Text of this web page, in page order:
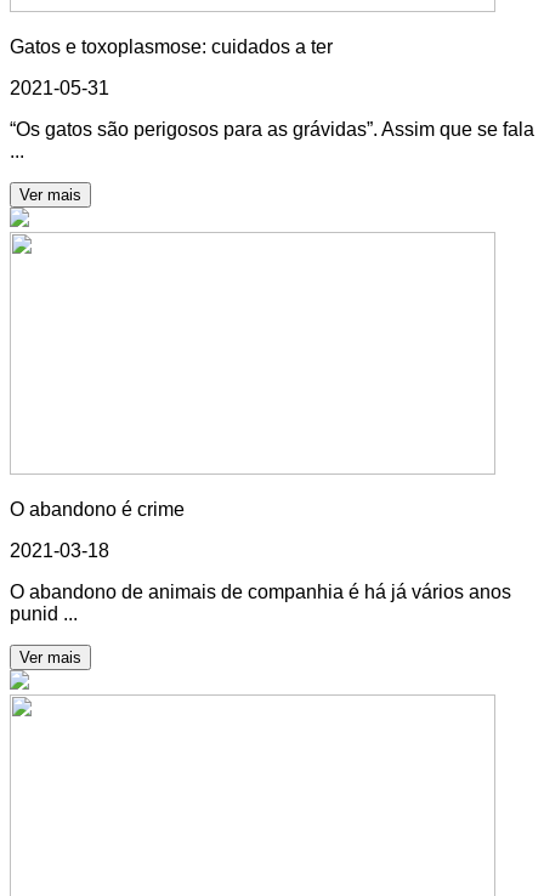
Gatos e toxoplasmose: cuidados a ter
2021-05-31
“Os gatos são perigosos para as grávidas”. Assim que se fala
...
Ver mais
O abandono é crime
2021-03-18
O abandono de animais de companhia é há já vários anos
punid ...
Ver mais